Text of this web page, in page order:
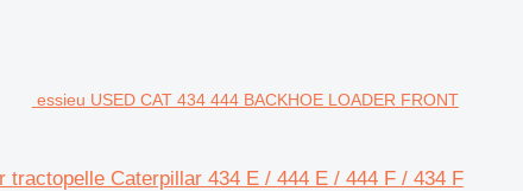
essieu USED CAT 434 444 BACKHOE LOADER FRONT
tractopelle Caterpillar 434 E / 444 E / 444 F / 434 F